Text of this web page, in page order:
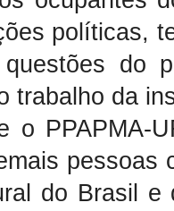
políticas,
do
trabalho da
o PPAPMA-
pessoas
do Brasil